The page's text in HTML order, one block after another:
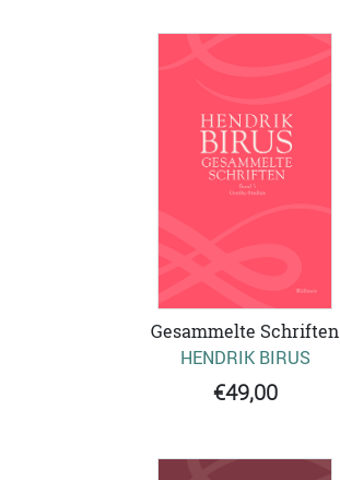
Gesammelte Schriften
HENDRIK BIRUS
€49,00